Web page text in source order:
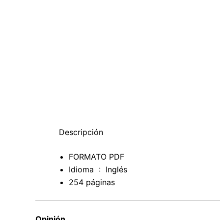
Descripción
FORMATO PDF
Idioma ‏ : ‎ Inglés
254 páginas